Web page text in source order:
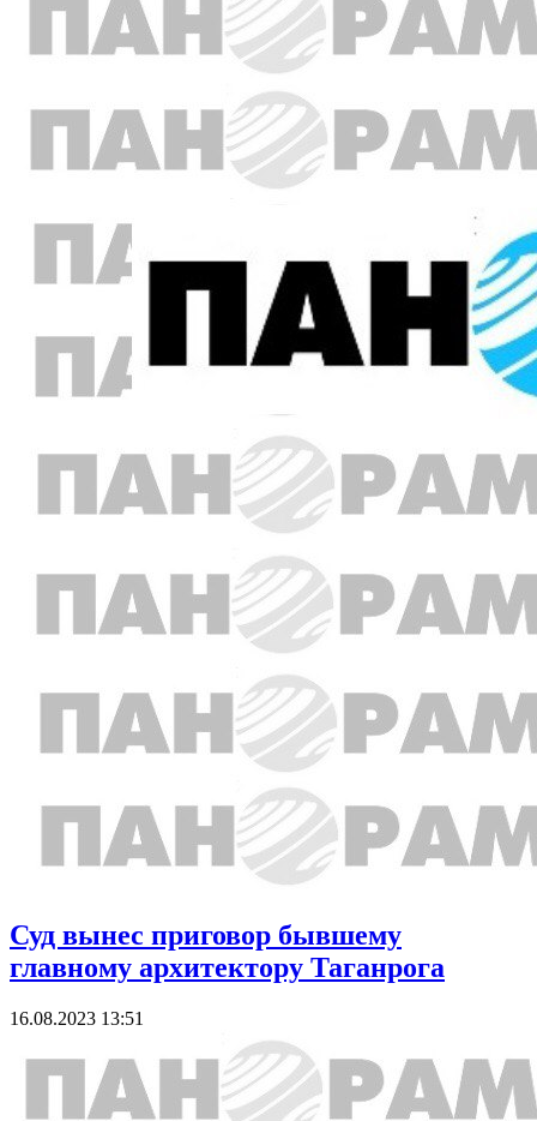
Суд вынес приговор бывшему
главному архитектору Таганрога
16.08.2023 13:51